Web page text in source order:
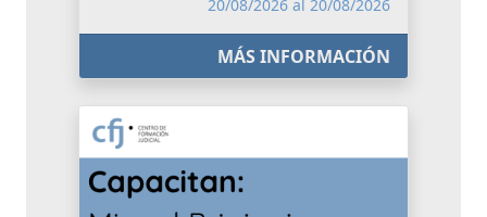
20/08/2026 al 20/08/2026
MÁS INFORMACIÓN